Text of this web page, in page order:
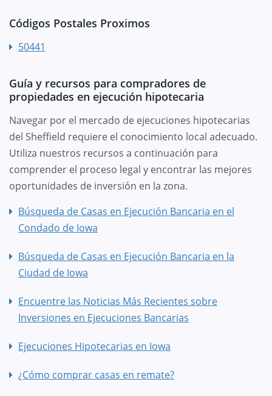
Códigos Postales Proximos
50441
Guía y recursos para compradores de
propiedades en ejecución hipotecaria
Navegar por el mercado de ejecuciones hipotecarias
del Sheffield requiere el conocimiento local adecuado.
Utiliza nuestros recursos a continuación para
comprender el proceso legal y encontrar las mejores
oportunidades de inversión en la zona.
Búsqueda de Casas en Ejecución Bancaria en el
Condado de Iowa
Búsqueda de Casas en Ejecución Bancaria en la
Ciudad de Iowa
Encuentre las Noticias Más Recientes sobre
Inversiones en Ejecuciones Bancarias
Ejecuciones Hipotecarias en Iowa
¿Cómo comprar casas en remate?